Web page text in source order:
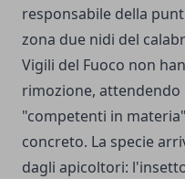
responsabile della
zona due nidi del
Vigili del Fuoco non
rimozione,
"competenti in
concreto. La specie
dagli apicoltori: